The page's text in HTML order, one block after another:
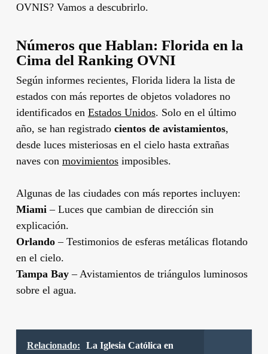
OVNIS? Vamos a descubrirlo.
Números que Hablan: Florida en la
Cima del Ranking OVNI
Según informes recientes, Florida lidera la lista de
estados con más reportes de objetos voladores no
identificados en Estados Unidos. Solo en el último
año, se han registrado cientos de avistamientos,
desde luces misteriosas en el cielo hasta extrañas
naves con movimientosimposibles.
Algunas de las ciudades con más reportes incluyen:
Miami – Luces que cambian de dirección sin
explicación.
Orlando– Testimonios de esferas metálicas flotando
en el cielo.
Tampa Bay– Avistamientos de triángulos luminosos
sobre el agua.
Relacionado:
La Iglesia Católica en